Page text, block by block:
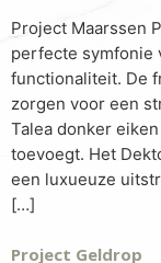
Project Maarssen
perfecte symfonie
functionaliteit. De
zorgen voor een
Talea donker
toevoegt. Het
een luxueuze
[…]
Project Geldrop